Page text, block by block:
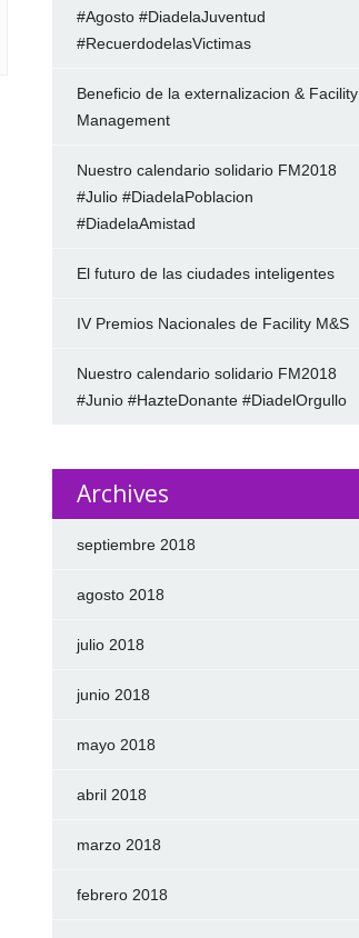
#Agosto #DiadelaJuventud
#RecuerdodelasVictimas
Beneficio de la externalizacion & Facility
Management
Nuestro calendario solidario FM2018
#Julio #DiadelaPoblacion
#DiadelaAmistad
El futuro de las ciudades inteligentes
IV Premios Nacionales de Facility M&S
Nuestro calendario solidario FM2018
#Junio #HazteDonante #DiadelOrgullo
Archives
septiembre 2018
agosto 2018
julio 2018
junio 2018
mayo 2018
abril 2018
marzo 2018
febrero 2018